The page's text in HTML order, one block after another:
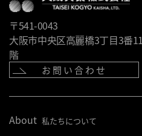
〒541-0043
大阪市中央区高麗橋3丁目3番
階
お問い合わせ
About 私たちについて